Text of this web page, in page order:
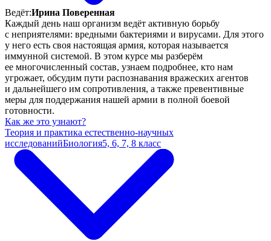
Ведёт:Ирина Поверенная
Каждый день наш организм ведёт активную борьбу
с неприятелями: вредными бактериями и вирусами. Для этого
у него есть своя настоящая армия, которая называется
иммунной системой. В этом курсе мы разберём
ее многочисленный состав, узнаем подробнее, кто нам
угрожает, обсудим пути распознавания вражеских агентов
и дальнейшего им сопротивления, а также превентивные
меры для поддержания нашей армии в полной боевой
готовности.
Как же это узнают?
Теория и практика естественно-научных
исследованийБиология5, 6, 7, 8 класс